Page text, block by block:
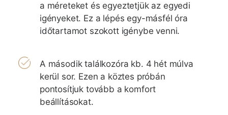
a méreteket és egyeztetjük az egyedi
igényeket. Ez a lépés egy-másfél óra
időtartamot szokott igénybe venni.
A második találkozóra kb. 4 hét múlva
kerül sor. Ezen a köztes próbán
pontosítjuk tovább a komfort
beállításokat.